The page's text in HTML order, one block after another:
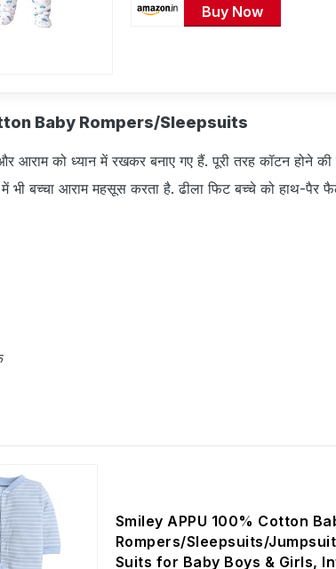
Buy Now
Baby Rompers/Sleepsuits
आराम को ध्यान में रखकर बनाए गए हैं. पूरी तरह कॉटन होने
भी बच्चा आराम महसूस करता है. ढीला फिट बच्चे को हाथ-पैर
Smiley APPU 100% Cotton
Rompers/Sleepsuits/
Suits for Baby Boys & Girls,